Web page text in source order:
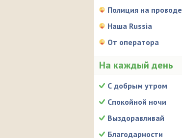
Полиция на проводе
Наша Russia
От оператора
На каждый день
С добрым утром
Спокойной ночи
Выздоравливай
Благодарности